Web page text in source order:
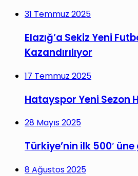
31 Temmuz 2025
Elazığ’a Sekiz Yeni
Kazandırılıyor
17 Temmuz 2025
Hatayspor Yeni Sezon
28 Mayıs 2025
Türkiye’nin ilk 500′
8 Ağustos 2025